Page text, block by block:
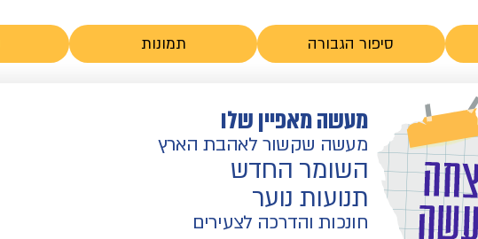
סיפור הגבורה תמונות
מעשה מאפיין שלו
מעשה שקשור לאהבת הארץ
השומר החדש
תנועות נוער
חונכות והדרכה לצעירים